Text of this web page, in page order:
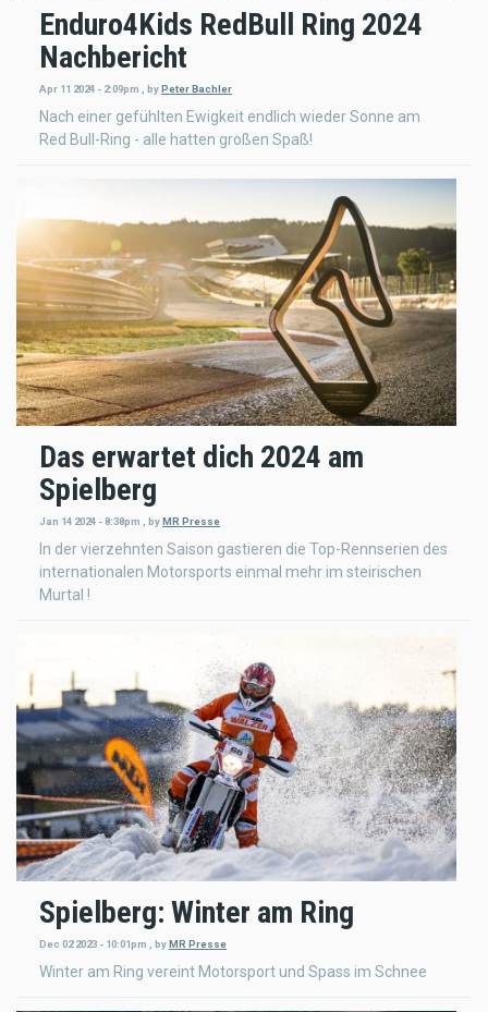
Enduro4Kids RedBull Ring 2024
Nachbericht
Apr 11 2024 - 2:09pm byPeter Bachler
Nach einer gefühlten Ewigkeit endlich wieder Sonne am
Red Bull-Ring - alle hatten großen Spaß!
Das erwartet dich 2024 am
Spielberg
Jan 14 2024 - 8:38pm byMR Presse
In der vierzehnten Saison gastieren die Top-Rennserien des
internationalen Motorsports einmal mehr im steirischen
Murtal !
Spielberg: Winter am Ring
Dec 02 2023 - 10:01pm byMR Presse
Winter am Ring vereint Motorsport und Spass im Schnee